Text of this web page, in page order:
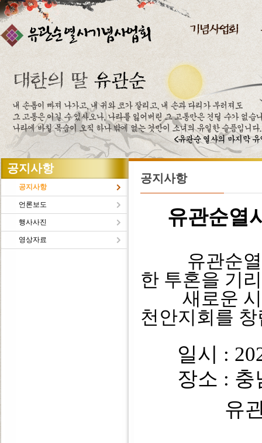
주메뉴바로가기
본문바로가기
공지사항
공지사항
언론보도
행사사진
영상자료
공지사항
유관순열
유관순열사
한 투혼을 기
새로운 시
천안지회를
일시 :
장소 : 충
유